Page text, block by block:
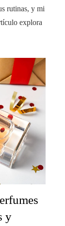
rutinas, y mi
explora
y